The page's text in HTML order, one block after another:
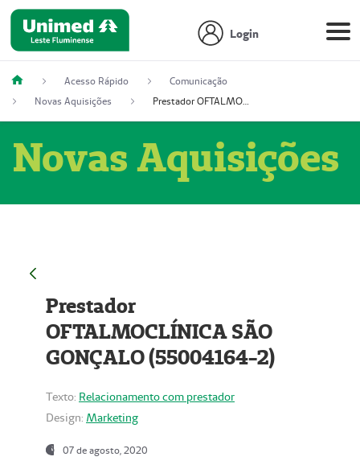
Login
Acesso Rápido
Comunicação
Novas Aquisições
Prestador OFTALMOCLÍNICA SÃO GONÇALO (55004164-2)
Novas Aquisições
Prestador
OFTALMOCLÍNICA SÃO
GONÇALO (55004164-2)
Texto: Relacionamento com prestador
Design: Marketing
07 de agosto, 2020